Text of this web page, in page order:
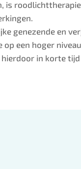
genezende en
een hoger
in korte